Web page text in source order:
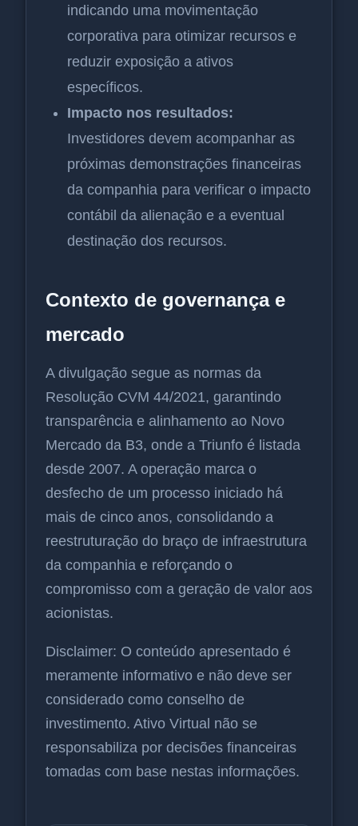
indicando uma movimentação
corporativa para otimizar recursos e
reduzir exposição a ativos
específicos.
Impacto nos resultados:
Investidores devem acompanhar as
próximas demonstrações financeiras
da companhia para verificar o impacto
contábil da alienação e a eventual
destinação dos recursos.
Contexto de governança e
mercado
A divulgação segue as normas da
Resolução CVM 44/2021, garantindo
transparência e alinhamento ao Novo
Mercado da B3, onde a Triunfo é listada
desde 2007. A operação marca o
desfecho de um processo iniciado há
mais de cinco anos, consolidando a
reestruturação do braço de infraestrutura
da companhia e reforçando o
compromisso com a geração de valor aos
acionistas.
Disclaimer: O conteúdo apresentado é
meramente informativo e não deve ser
considerado como conselho de
investimento. Ativo Virtual não se
responsabiliza por decisões financeiras
tomadas com base nestas informações.